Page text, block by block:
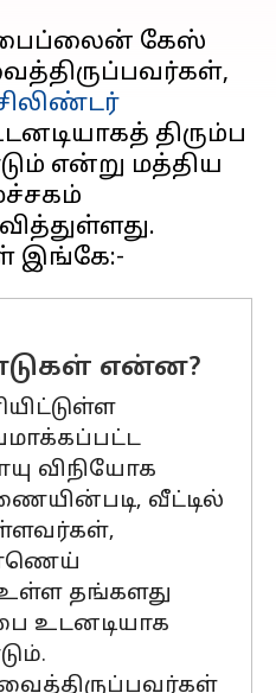
பைப்லைன் கேஸ்
திரும்ப
என்று மத்திய
என்ன?
விநியோக
வீட்டில்
தங்களது
உடனடியாக